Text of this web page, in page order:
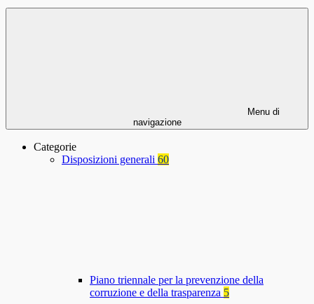
Menu di
navigazione
Categorie
Disposizioni generali 60
Piano triennale per la prevenzione della
corruzione e della trasparenza 5